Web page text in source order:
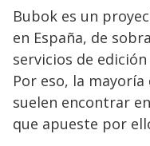
Bubok es un
en España, de
servicios de
Por eso, la
suelen encontrar
que apueste por